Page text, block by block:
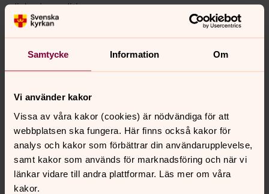
Samtycke Information Om
Vi använder kakor
Vissa av våra kakor (cookies) är nödvändiga för att
webbplatsen ska fungera. Här finns också kakor för
analys och kakor som förbättrar din användarupplevelse,
samt kakor som används för marknadsföring och när vi
länkar vidare till andra plattformar. Läs mer om våra
kakor.
diakoniexpedition
Kyrknytt
Här kan Du hämta Perstorps församlingsblad Kyrknytt i
pdf-format.
Sociala medier
Vi finns på Facebook och Instagram!
Senast ändrad 25 oktober 2024